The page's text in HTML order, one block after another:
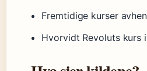
Fremtidige kurser
Hvorvidt Revoluts kurs